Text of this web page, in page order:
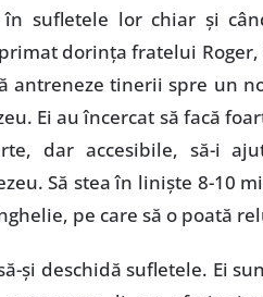
în sufletele lor chiar şi
dorinţa fratelui
antreneze tinerii spre un
Ei au încercat să facă
dar accesibile, să-i
Să stea în linişte 8-10
pe care să o poată
şi deschidă sufletele. Ei